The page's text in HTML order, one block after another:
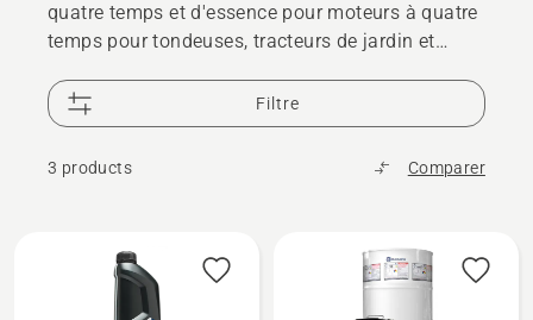
quatre temps et d'essence pour moteurs à quatre
temps pour tondeuses, tracteurs de jardin et
produit Husqvarna à maintenir des performances
optimales.
Filtre
3 products Comparer